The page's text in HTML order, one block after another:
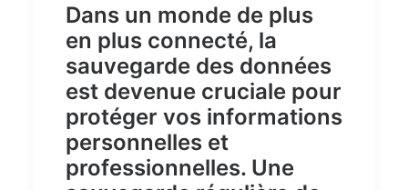
Dans un monde de plus
en plus connecté, la
sauvegarde des données
est devenue cruciale pour
protéger vos informations
personnelles et
professionnelles. Une